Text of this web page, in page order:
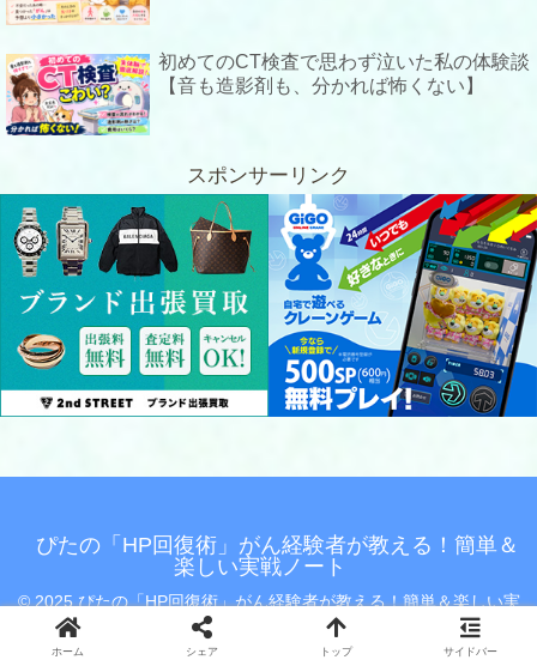
初めてのCT検査で思わず泣いた私の体験談
【音も造影剤も、分かれば怖くない】
スポンサーリンク
ぴたの「HP回復術」がん経験者が教える！簡単＆
楽しい実戦ノート
© 2025 ぴたの「HP回復術」がん経験者が教える！簡単＆楽しい実
ホーム シェア トップ サイドバー